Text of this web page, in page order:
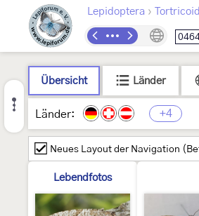
Lepidoptera ›
Übersicht Länder
Länder: +4
Neues Layout der Navigation
Lebendfotos